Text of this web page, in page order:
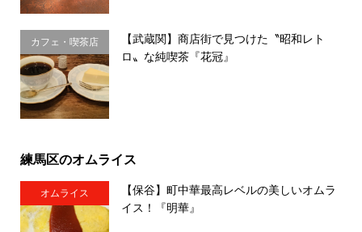
カフェ・喫茶店
【武蔵関】商店街で見つけた〝昭和レト
ロ〟な純喫茶『花冠』
練馬区のオムライス
オムライス
【保谷】町中華最高レベルの美しいオムラ
イス！『明華』